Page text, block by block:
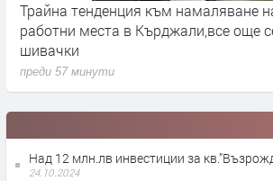
Трайна тенденция към намаляване
работни места в Кърджали,все още
шивачки
преди 57 минути
Над 12 млн.лв инвестиции за
24.10.2024